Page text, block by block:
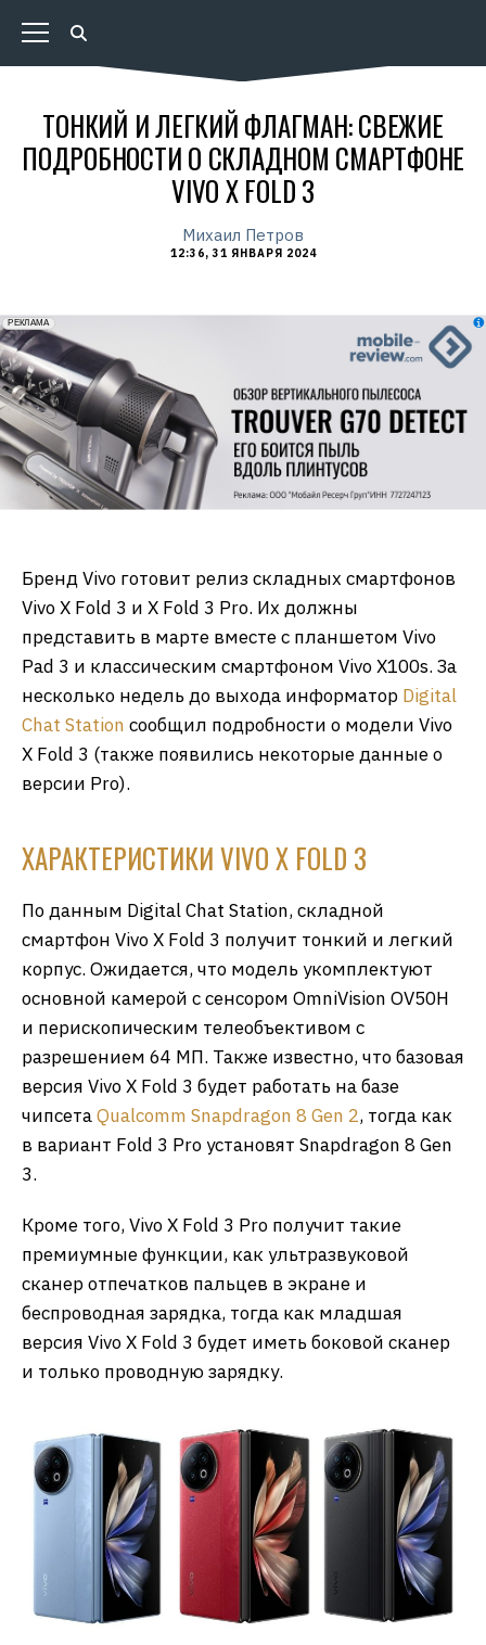
ТОНКИЙ И ЛЕГКИЙ ФЛАГМАН: СВЕЖИЕ
ПОДРОБНОСТИ О СКЛАДНОМ СМАРТФОНЕ
VIVO X FOLD 3
Михаил Петров
12:36, 31 ЯНВАРЯ 2024
erid: 2VfnxxmNzs5
РЕКЛАМА
Бренд Vivo готовит релиз складных смартфонов
Vivo X Fold 3 и X Fold 3 Pro. Их должны
представить в марте вместе с планшетом Vivo
Pad 3 и классическим смартфоном Vivo X100s. За
несколько недель до выхода информатор Digital
Chat Station сообщил подробности о модели Vivo
X Fold 3 (также появились некоторые данные о
версии Pro).
ХАРАКТЕРИСТИКИ VIVO X FOLD 3
По данным Digital Chat Station, складной
смартфон Vivo X Fold 3 получит тонкий и легкий
корпус. Ожидается, что модель укомплектуют
основной камерой с сенсором OmniVision OV50H
и перископическим телеобъективом с
разрешением 64 МП. Также известно, что базовая
версия Vivo X Fold 3 будет работать на базе
чипсетаQualcomm Snapdragon 8 Gen 2, тогда как
в вариант Fold 3 Pro установят Snapdragon 8 Gen
3.
Кроме того, Vivo X Fold 3 Pro получит такие
премиумные функции, как ультразвуковой
сканер отпечатков пальцев в экране и
беспроводная зарядка, тогда как младшая
версия Vivo X Fold 3 будет иметь боковой сканер
и только проводную зарядку.